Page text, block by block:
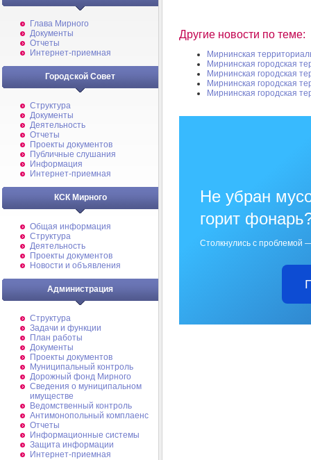
Глава Мирного
Документы
Отчеты
Интернет-приемная
Городской Совет
Структура
Документы
Деятельность
Отчеты
Проекты документов
Публичные слушания
Информация
Интернет-приемная
КСК Мирного
Общая информация
Структура
Деятельность
Проекты документов
Новости и объявления
Администрация
Структура
Задачи и функции
План работы
Документы
Проекты документов
Муниципальный контроль
Дорожный фонд Мирного
Cведения о муниципальном
имуществе
Ведомственный контроль
Антимонопольный комплаенс
Отчеты
Информационные системы
Защита информации
Интернет-приемная
Другие новости по теме:
Мирнинская
Мирнинская городская
Мирнинская городская
Мирнинская городская
Мирнинская городская
Не убран
горит
Столкнулись с проблемой